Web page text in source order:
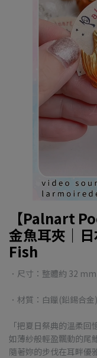
【Palnart
金魚耳夾｜
Fish
．尺寸：整體約 32
．材質：白鑞(鉛錫合
「把夏日祭典的溫柔
如薄紗般輕盈飄動的尾
隨著妳的步伐在耳畔優